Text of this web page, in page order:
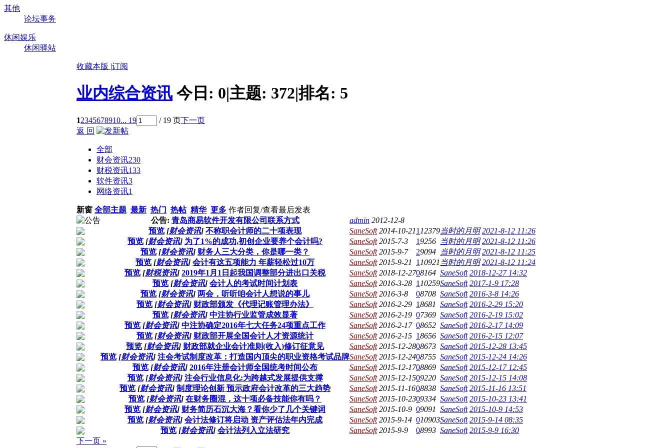
其他
论坛事务
休闲娱乐
休闲驿站
收藏本版 |订阅
业内综合资讯 今日: 0|主题: 372|排名: 5
12345678910... 19 / 19 页下一页
返 回
全部
财会资讯230
财税资讯133
软件资讯3
网络资讯1
新窗 全部主题 最新 热门 热帖 精华 更多 作者回复/查看最后发表
公告: 青岛商易软件开发有限公司联系方式 admin 2012-12-8
预览 [财会资讯] 不称职会计师的二十项表现 SaneSoft 2014-10-211 12379当时的月明 2021-8-12 11:26
预览 [财会资讯] 为了1%的成功,初创企业要养个会计吗? SaneSoft 2015-7-3 19256 当时的月明 2021-8-12 11:26
预览 [财会资讯] 财务人三大分类，你是哪一类？ SaneSoft 2015-9-7 29094 当时的月明 2021-8-12 11:25
预览 [财会资讯] 会计有这五项能力 年薪轻松过10万 SaneSoft 2015-9-21 1 10921 当时的月明 2021-8-12 11:24
预览 [财税资讯] 2019年1月1日起我国调整部分进出口关税 SaneSoft 2018-12-2708164 SaneSoft 2018-12-27 14:32
预览 [财会资讯] 会计人的考试时间计划表 SaneSoft 2016-3-28 1 10259SaneSoft 2017-1-9 17:28
预览 [财会资讯] 两会，听听咱会计人想说的事儿 SaneSoft 2016-3-8 08708 SaneSoft 2016-3-8 14:26
预览 [财会资讯] 财政部颁发《代理记账管理办法》 SaneSoft 2016-2-29 18681 SaneSoft 2016-2-29 15:20
预览 [财会资讯] 中注协行业监管成效显著 SaneSoft 2016-2-19 07369 SaneSoft 2016-2-19 15:02
预览 [财会资讯] 中注协确定2016年七大任务24项重点工作 SaneSoft 2016-2-17 08652 SaneSoft 2016-2-17 14:09
预览 [财会资讯] 财政部开展全国会计人才资源统计 SaneSoft 2016-2-15 18656 SaneSoft 2016-2-15 12:07
预览 [财会资讯] 财政部就企业会计准则(收入)修订征意见 SaneSoft 2015-12-2808673 SaneSoft 2015-12-28 13:45
预览 [财会资讯] 注会考试制度改革：打造国内顶尖的职业资格考试品牌SaneSoft 2015-12-2408755 SaneSoft 2015-12-24 14:26
预览 [财会资讯] 2016年注册会计师全国统考时间公布 SaneSoft 2015-12-1708869 SaneSoft 2015-12-17 12:45
预览 [财会资讯] 注会行业信息化:为跨越式发展提供支撑 SaneSoft 2015-12-1509220 SaneSoft 2015-12-15 14:08
预览 [财会资讯] 制度理论创新 预示政府会计改革的三大趋势 SaneSoft 2015-11-1608838 SaneSoft 2015-11-16 13:51
预览 [财会资讯] 在财务圈混，这十项必备技能你有吗？ SaneSoft 2015-10-2309334 SaneSoft 2015-10-23 13:41
预览 [财会资讯] 财务简历石沉大海？看你少了几个关键词 SaneSoft 2015-10-9 09091 SaneSoft 2015-10-9 14:53
预览 [财会资讯] 会计法修订将启动 资产评估法年内完成 SaneSoft 2015-9-14 010903SaneSoft 2015-9-14 08:35
预览 [财会资讯] 会计法列入立法研究 SaneSoft 2015-9-9 08993 SaneSoft 2015-9-9 16:30
下一页 »